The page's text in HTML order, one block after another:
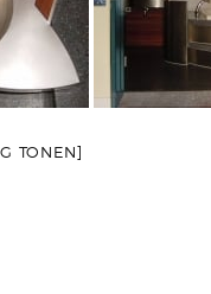
TONEN]